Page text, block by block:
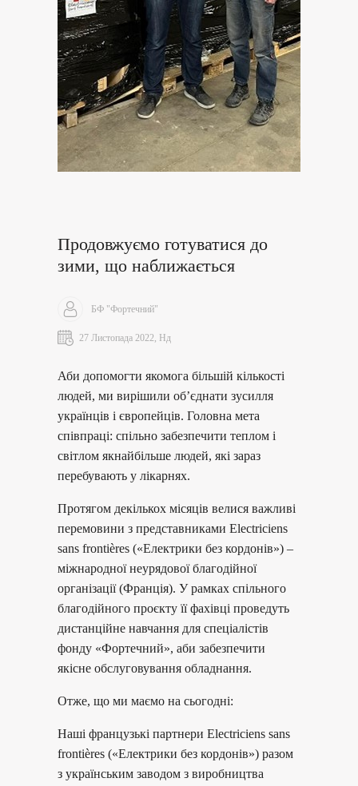
Продовжуємо готуватися до
зими, що наближається
БФ "Фортечний"
27 Листопада 2022, Нд
Аби допомогти якомога більшій кількості
людей, ми вирішили об’єднати зусилля
українців і європейців. Головна мета
співпраці: спільно забезпечити теплом і
світлом якнайбільше людей, які зараз
перебувають у лікарнях.
Протягом декількох місяців велися важливі
перемовини з представниками Electriciens
sans frontières («Електрики без кордонів») –
міжнародної неурядової благодійної
організації (Франція). У рамках спільного
благодійного проєкту її фахівці проведуть
дистанційне навчання для спеціалістів
фонду «Фортечний», аби забезпечити
якісне обслуговування обладнання.
Отже, що ми маємо на сьогодні:
Наші французькі партнери Electriciens sans
frontières («Електрики без кордонів») разом
з українським заводом з виробництва